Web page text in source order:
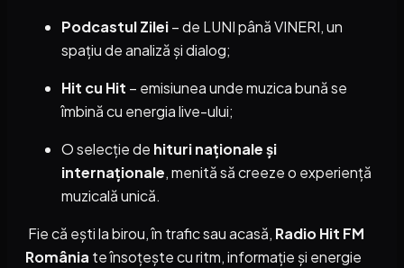
Podcastul Zilei– de LUNI până VINERI, un
spațiu de analiză și dialog;
Hit cu Hit – emisiunea unde muzica bună se
îmbină cu energia live-ului;
O selecție de hituri naționale și
internaționale, menită să creeze o experiență
muzicală unică.
Fie că ești la birou, în trafic sau acasă, Radio Hit FM
România te însoțește cu ritm, informație și energie